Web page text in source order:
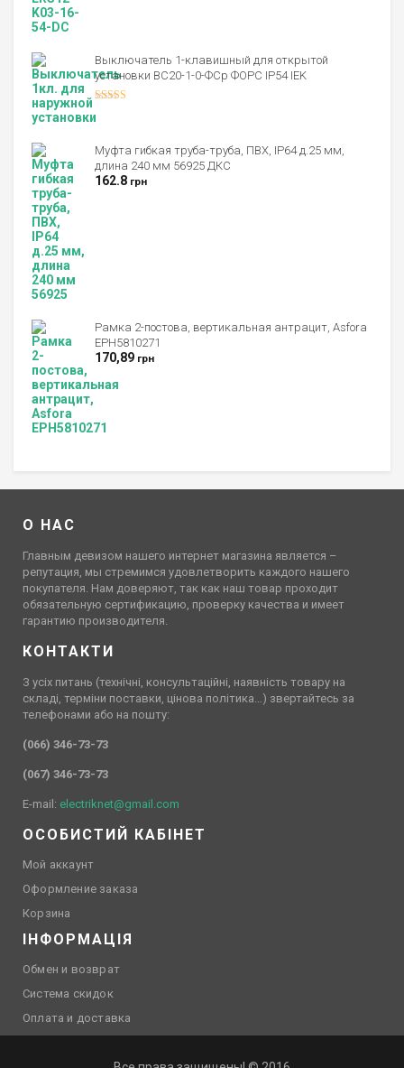
Выключатель 1-клавишный для открытой
установки ВС20-1-0-ФСр ФОРС IP54 IEK
4.00
Муфта гибкая труба-труба, ПВХ, IP64 д.25 мм,
длина 240 мм 56925 ДКС
162.8 грн
Рамка 2-постова, вертикальная антрацит, Asfora
EPH5810271
170,89 грн
О НАС
Главным девизом нашего интернет магазина является –
репутация, мы стремимся удовлетворить каждого нашего
покупателя. Нам доверяют, так как наш товар проходит
обязательную сертификацию, проверку качества и имеет
гарантию производителя.
КОНТАКТИ
З усіх питань (технічні, консультаційні, наявність товару на
складі, терміни поставки, цінова політика…) звертайтесь за
телефонами або на пошту:
(066) 346-73-73
(067) 346-73-73
E-mail: electriknet@gmail.com
ОСОБИСТИЙ КАБІНЕТ
Мой аккаунт
Оформление заказа
Корзина
ІНФОРМАЦІЯ
Обмен и возврат
Система скидок
Оплата и доставка